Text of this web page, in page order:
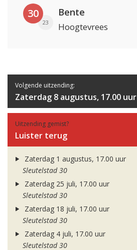
30
23
Bente
Hoogtevrees
Volgende uitzending:
Zaterdag 8 augustus, 17.00 uur
Uitzending gemist?
Luister terug
Zaterdag 1 augustus, 17.00 uur
Sleutelstad 30
Zaterdag 25 juli, 17.00 uur
Sleutelstad 30
Zaterdag 18 juli, 17.00 uur
Sleutelstad 30
Zaterdag 4 juli, 17.00 uur
Sleutelstad 30